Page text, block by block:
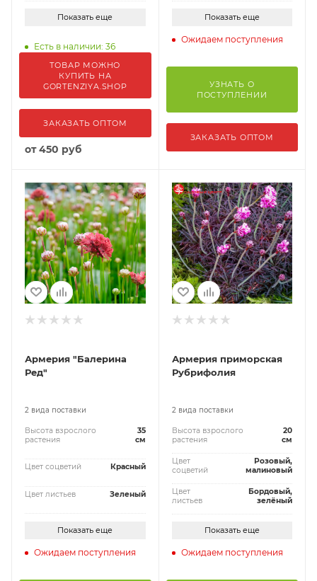
Показать еще
Есть в наличии: 36
ТОВАР МОЖНО
КУПИТЬ НА
GORTENZIYA.SHOP
ЗАКАЗАТЬ ОПТОМ
от450 руб
Показать еще
Ожидаем поступления
УЗНАТЬ О
ПОСТУПЛЕНИИ
ЗАКАЗАТЬ ОПТОМ
Армерия "Балерина
Ред"
2 вида поставки
Высота взрослого
растения
35
см
Цвет соцветий Красный
Цвет листьев Зеленый
Показать еще
Ожидаем поступления
Армерия приморская
Рубрифолия
2 вида поставки
Высота взрослого
растения
20
см
Цвет
соцветий
Розовый,
малиновый
Цвет
листьев
Бордовый,
зелёный
Показать еще
Ожидаем поступления